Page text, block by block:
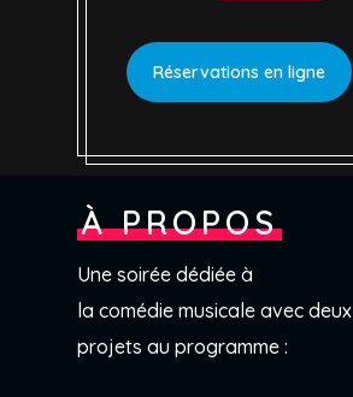
Réservations en ligne
À PROPOS
Une soirée dédiée à
la comédie musicale avec deux
projets au programme :